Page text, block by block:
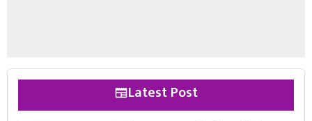
Latest Post